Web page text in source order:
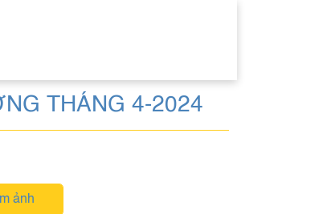
THÁNG 4-2024
ảnh